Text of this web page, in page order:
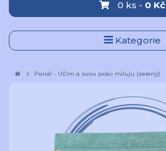
0 ks - 0 Kč
Kategorie
Penál - Učím a svou práci miluju (zelený)